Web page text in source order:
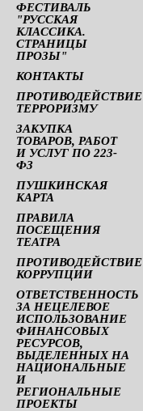
ФЕСТИВАЛЬ
"РУССКАЯ
КЛАССИКА.
СТРАНИЦЫ
ПРОЗЫ"
КОНТАКТЫ
ПРОТИВОДЕЙСТВИЕ
ТЕРРОРИЗМУ
ЗАКУПКА
ТОВАРОВ, РАБОТ
И УСЛУГ ПО 223-
ФЗ
ПУШКИНСКАЯ
КАРТА
ПРАВИЛА
ПОСЕЩЕНИЯ
ТЕАТРА
ПРОТИВОДЕЙСТВИЕ
КОРРУПЦИИ
ОТВЕТСТВЕННОСТЬ
ЗА НЕЦЕЛЕВОЕ
ИСПОЛЬЗОВАНИЕ
ФИНАНСОВЫХ
РЕСУРСОВ,
ВЫДЕЛЕННЫХ НА
НАЦИОНАЛЬНЫЕ
И
РЕГИОНАЛЬНЫЕ
ПРОЕКТЫ